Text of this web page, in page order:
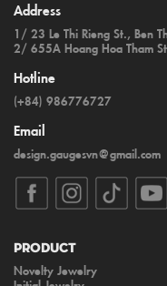
Address
1/ 23 Le Thi Rieng St., Ben
2/ 655A Hoang Hoa Tham
Hotline
(+84) 986776727
Email
design.gaugesvn@gmail.com
Product
Novelty Jewelry